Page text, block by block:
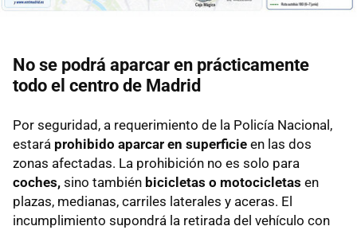
No se podrá aparcar en prácticamente
todo el centro de Madrid
Por seguridad, a requerimiento de la Policía Nacional,
estará prohibido aparcar en superficie en las dos
zonas afectadas. La prohibición no es solo para
coches, sino también bicicletas o motocicletas en
plazas, medianas, carriles laterales y aceras. El
incumplimiento supondrá la retirada del vehículo con